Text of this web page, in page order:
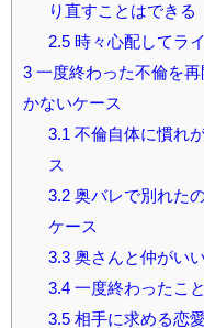
り直すことはできる
2.5時々心配してラ
3 一度終わった不倫を
かないケース
3.1 不倫自体に慣れ
ス
3.2奥バレで別れた
ケース
3.3奥さんと仲がい
3.4一度終わったこ
3.5相手に求める恋